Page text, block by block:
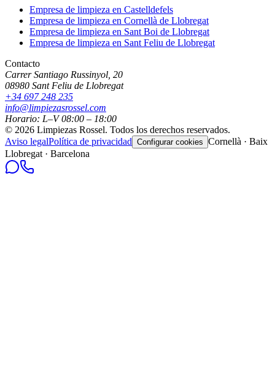
Empresa de limpieza en Castelldefels
Empresa de limpieza en Cornellà de Llobregat
Empresa de limpieza en Sant Boi de Llobregat
Empresa de limpieza en Sant Feliu de Llobregat
Contacto
Carrer Santiago Russinyol, 20
08980 Sant Feliu de Llobregat
+34 697 248 235
info@limpiezasrossel.com
Horario: L–V 08:00 – 18:00
© 2026 Limpiezas Rossel. Todos los derechos reservados.
Aviso legalPolítica de privacidad Configurar cookies Cornellà · Baix
Llobregat · Barcelona